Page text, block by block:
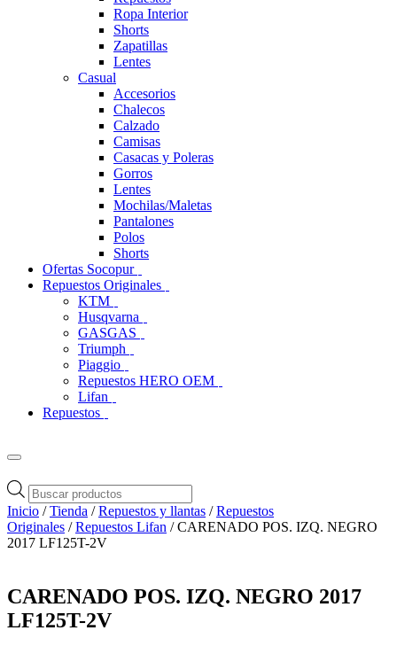
Ropa Interior
Shorts
Zapatillas
Lentes
Casual
Accesorios
Chalecos
Calzado
Camisas
Casacas y Poleras
Gorros
Lentes
Mochilas/Maletas
Pantalones
Polos
Shorts
Ofertas Socopur
Repuestos Originales
KTM
Husqvarna
GASGAS
Triumph
Piaggio
Repuestos HERO OEM
Lifan
Repuestos
Búsqueda
de
productos
Inicio /Tienda /Repuestos y llantas /Repuestos
Originales /Repuestos Lifan / CARENADO POS. IZQ. NEGRO
2017 LF125T-2V
CARENADO POS. IZQ. NEGRO 2017
LF125T-2V